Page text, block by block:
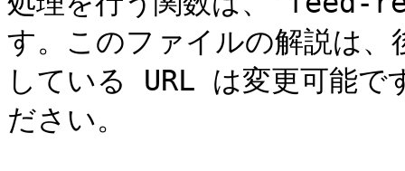
す。このファイルの解説は
している URL は変更可能
ださい。